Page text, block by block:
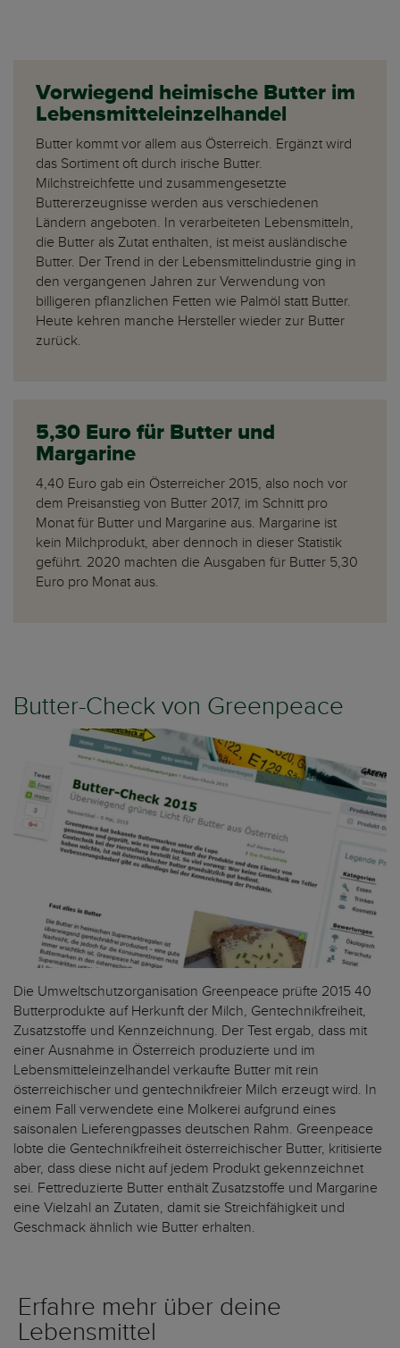
Vorwiegend heimische Butter im
Lebensmitteleinzelhandel
Butter kommt vor allem aus Österreich. Ergänzt wird
das Sortiment oft durch irische Butter.
Milchstreichfette und zusammengesetzte
Buttererzeugnisse werden aus verschiedenen
Ländern angeboten. In verarbeiteten Lebensmitteln,
die Butter als Zutat enthalten, ist meist ausländische
Butter. Der Trend in der Lebensmittelindustrie ging in
den vergangenen Jahren zur Verwendung von
billigeren pflanzlichen Fetten wie Palmöl statt Butter.
Heute kehren manche Hersteller wieder zur Butter
zurück.
5,30 Euro für Butter und
Margarine
4,40 Euro gab ein Österreicher 2015, also noch vor
dem Preisanstieg von Butter 2017, im Schnitt pro
Monat für Butter und Margarine aus. Margarine ist
kein Milchprodukt, aber dennoch in dieser Statistik
geführt. 2020 machten die Ausgaben für Butter 5,30
Euro pro Monat aus.
Butter-Check von Greenpeace
Die Umweltschutzorganisation Greenpeace prüfte 2015 40
Butterprodukte auf Herkunft der Milch, Gentechnikfreiheit,
Zusatzstoffe und Kennzeichnung. Der Test ergab, dass mit
einer Ausnahme in Österreich produzierte und im
Lebensmitteleinzelhandel verkaufte Butter mit rein
österreichischer und gentechnikfreier Milch erzeugt wird. In
einem Fall verwendete eine Molkerei aufgrund eines
saisonalen Lieferengpasses deutschen Rahm. Greenpeace
lobte die Gentechnikfreiheit österreichischer Butter, kritisierte
aber, dass diese nicht auf jedem Produkt gekennzeichnet
sei. Fettreduzierte Butter enthält Zusatzstoffe und Margarine
eine Vielzahl an Zutaten, damit sie Streichfähigkeit und
Geschmack ähnlich wie Butter erhalten.
Erfahre mehr über deine
Lebensmittel